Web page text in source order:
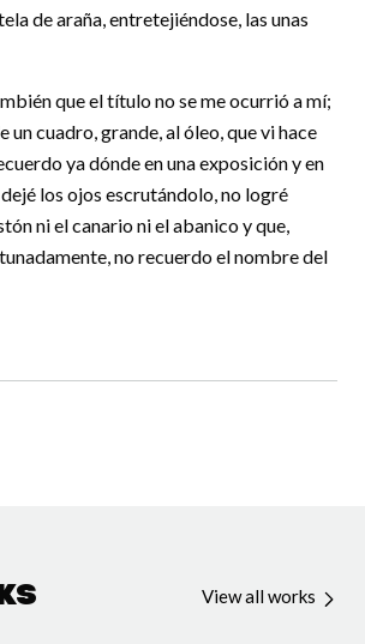
de araña, entretejiéndose, las unas
que el título no se me ocurrió a mí;
un cuadro, grande, al óleo, que vi hace
ya dónde en una exposición y en
dejé los ojos escrutándolo, no logré
ni el canario ni el abanico y que,
no recuerdo el nombre del
View all works